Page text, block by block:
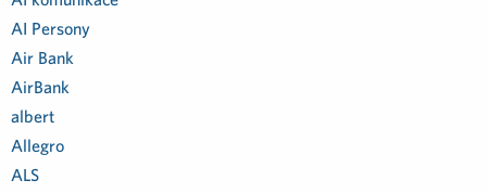
AI Persony
Air Bank
AirBank
albert
Allegro
ALS